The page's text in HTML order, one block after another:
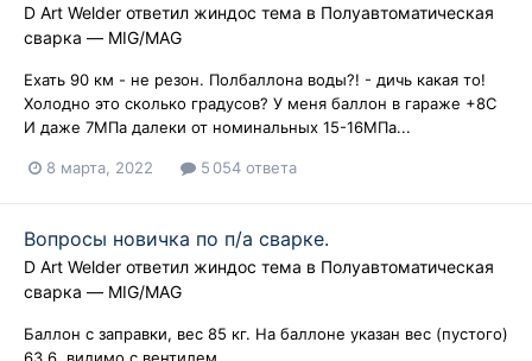
D Art Welder ответил жиндос тема в Полуавтоматическая
сварка — MIG/MAG
Ехать 90 км - не резон. Полбаллона воды?! - дичь какая то!
Холодно это сколько градусов? У меня баллон в гараже +8С
И даже 7МПа далеки от номинальных 15-16МПа...
8 марта, 2022 5 054 ответа
Вопросы новичка по п/а сварке.
D Art Welder ответил жиндос тема в Полуавтоматическая
сварка — MIG/MAG
Баллон с заправки, вес 85 кг. На баллоне указан вес (пустого)
63,6, видимо с вентилем.